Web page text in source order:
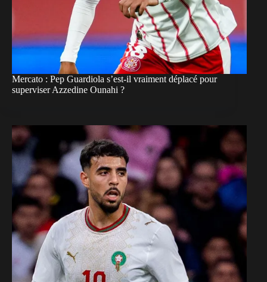
Mercato : Pep Guardiola s’est-il vraiment déplacé pour
superviser Azzedine Ounahi ?